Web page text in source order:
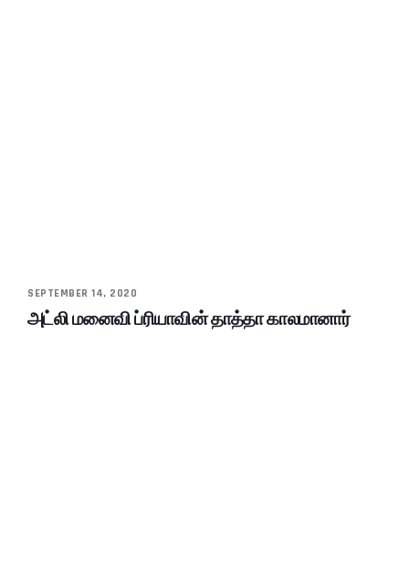
SEPTEMBER 14, 2020
அட்லி மனைவி ப்ரியாவின் தாத்தா காலமானார்